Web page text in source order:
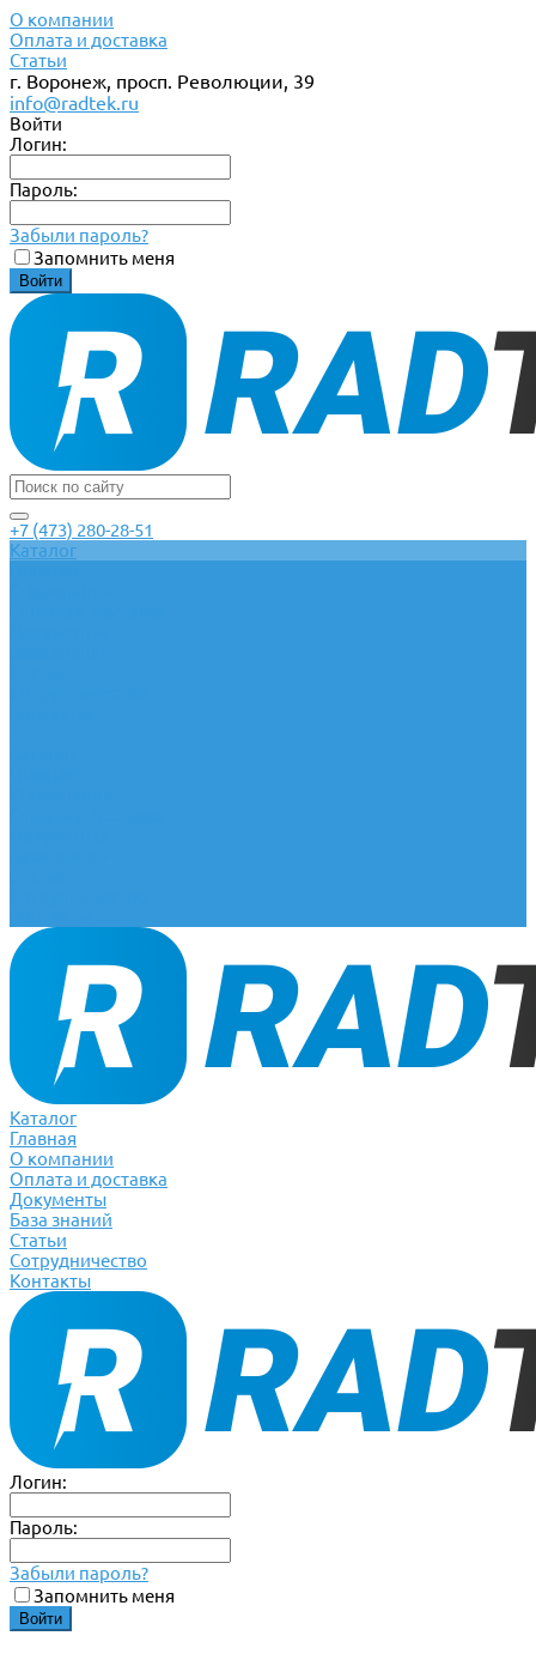
О компании
Оплата и доставка
Статьи
г. Воронеж, просп. Революции, 39
info@radtek.ru
Войти
Логин:
Пароль:
Забыли пароль?
Запомнить меня
+7 (473) 280-28-51
Каталог
Каталог
Главная
О компании
Оплата и доставка
Документы
База знаний
Статьи
Сотрудничество
Контакты
Логин:
Пароль:
Забыли пароль?
Запомнить меня